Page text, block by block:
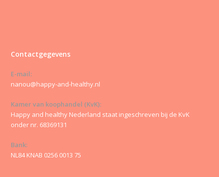
Contactgegevens
E-mail:
nanou@happy-and-healthy.nl
Kamer van koophandel (KvK):
Happy and healthy Nederland staat ingeschreven bij de KvK
onder nr. 68369131
Bank:
NL84 KNAB 0256 0013 75